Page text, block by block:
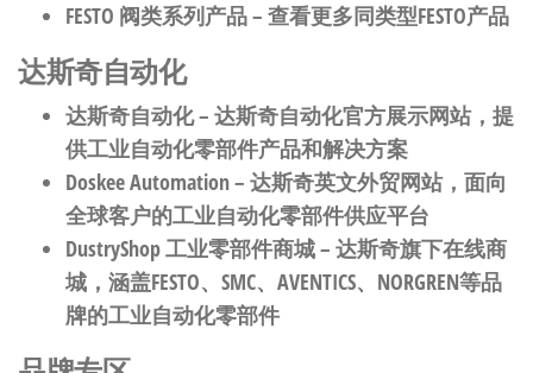
FESTO 阀类系列产品– 查看更多同类型FESTO产品
达斯奇自动化
达斯奇自动化– 达斯奇自动化官方展示网站，提
供工业自动化零部件产品和解决方案
Doskee Automation– 达斯奇英文外贸网站，面向
全球客户的工业自动化零部件供应平台
DustryShop 工业零部件商城– 达斯奇旗下在线商
城，涵盖FESTO、SMC、AVENTICS、NORGREN等品
牌的工业自动化零部件